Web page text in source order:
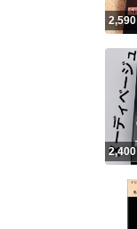
2,590
2,400